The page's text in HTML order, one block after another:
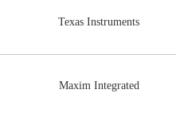
Texas Instruments
Maxim Integrated